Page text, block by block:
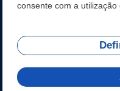
TURMINHA DO LAGO
REDES SOCIAIS
consente com a utilização